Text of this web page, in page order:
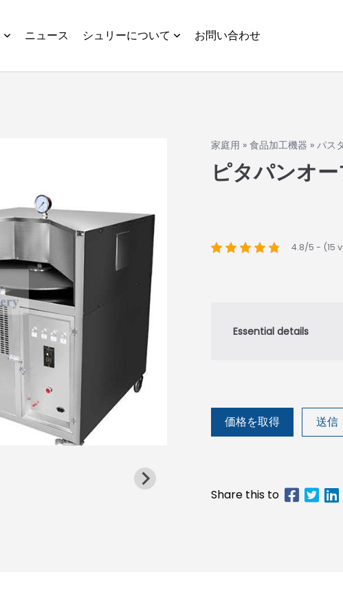
ニュース シュリーについて お問い合わせ
家庭用 » 食品加工機器 » パス
ピタパンオ
4.8/5 - (15
価格を取得 送